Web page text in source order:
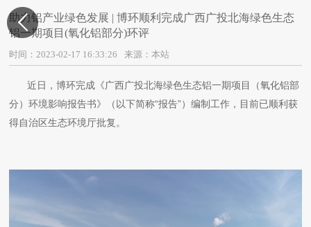

助力铝产业绿色发展 | 博环顺利完成广西广投北海绿色生态
铝一期项目(氧化铝部分)环评
时间：2023-02-17 16:33:26 来源：本站
近日，博环完成《广西广投北海绿色生态铝一期项目（氧化铝部
分）环境影响报告书》（以下简称“报告”）编制工作，目前已顺利获
得自治区生态环境厅批复。